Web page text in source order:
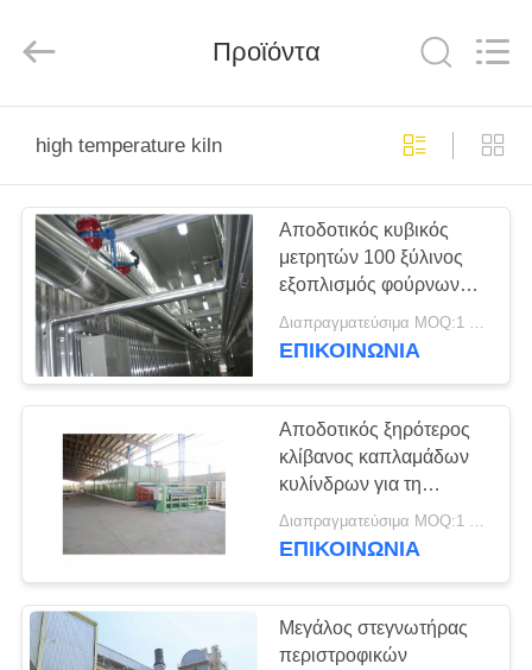
ΠΡΟΪΌΝΤΑ
ΣΧΕΤΙΚΆ
ΜΕ
ΕΜΆΣ
ΞΕΝΆΓΗΣΗ
ΣΤΟ
ΕΡΓΟΣΤΆΣΙΟ
ΕΛΕΓΧΟΣ
ΠΟΙΌΤΗΤΑΣ
LTD..
Προϊόντα
high temperature kiln
Αποδοτικός κυβικός
μετρητών 100 ξύλινος
εξοπλισμός φούρνων
κλιβάνων ξυλείας
ξεραίνοντας
Διαπραγματεύσιμα MOQ:1 ομάδα
ΕΠΙΚΟΙΝΩΝΊΑ
Αποδοτικός ξηρότερος
κλίβανος καπλαμάδων
κυλίνδρων για τη
γραμμή παραγωγής
κοντραπλακέ
Διαπραγματεύσιμα MOQ:1 ομάδα
ΕΠΙΚΟΙΝΩΝΊΑ
Μεγάλος στεγνωτήρας
περιστροφικών